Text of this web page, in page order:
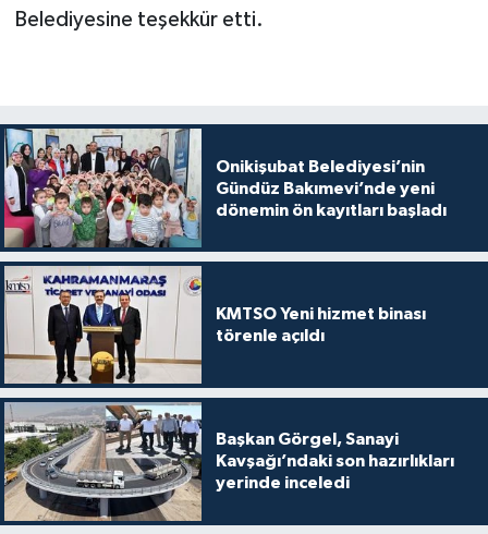
Belediyesine teşekkür etti.
Onikişubat Belediyesi’nin
Gündüz Bakımevi’nde yeni
dönemin ön kayıtları başladı
KMTSO Yeni hizmet binası
törenle açıldı
Başkan Görgel, Sanayi
Kavşağı’ndaki son hazırlıkları
yerinde inceledi